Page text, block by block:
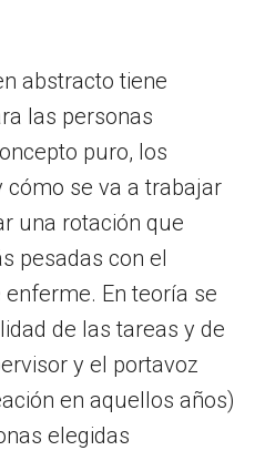
abstracto tiene
las personas
puro, los
cómo se va a trabajar
una rotación que
pesadas con el
En teoría se
de las tareas y de
y el portavoz
en aquellos años)
elegidas